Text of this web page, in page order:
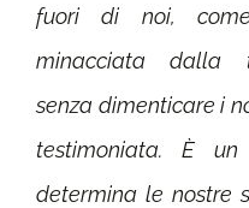
fuori di noi,
minacciata dalla
senza dimenticare i
testimoniata. È
determina le nostre